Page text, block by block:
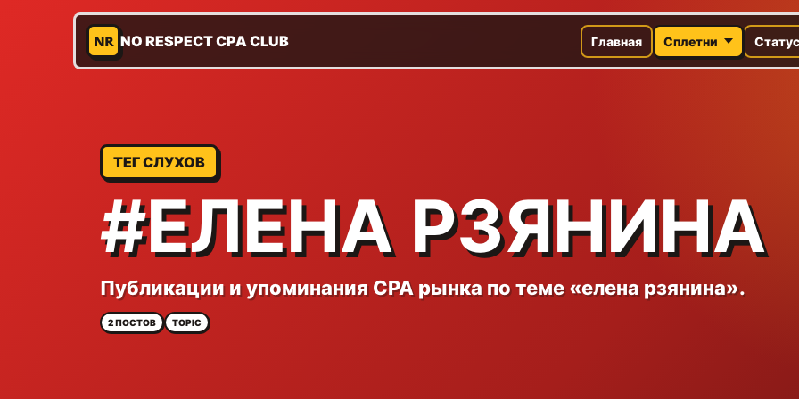
NR NO RESPECT CPA CLUB Главная Сплетни
ТЕГ СЛУХОВ
#ЕЛЕНА РЗЯНИНА
Публикации и упоминания CPA рынка по теме «елена рзянина».
2 ПОСТОВ TOPIC